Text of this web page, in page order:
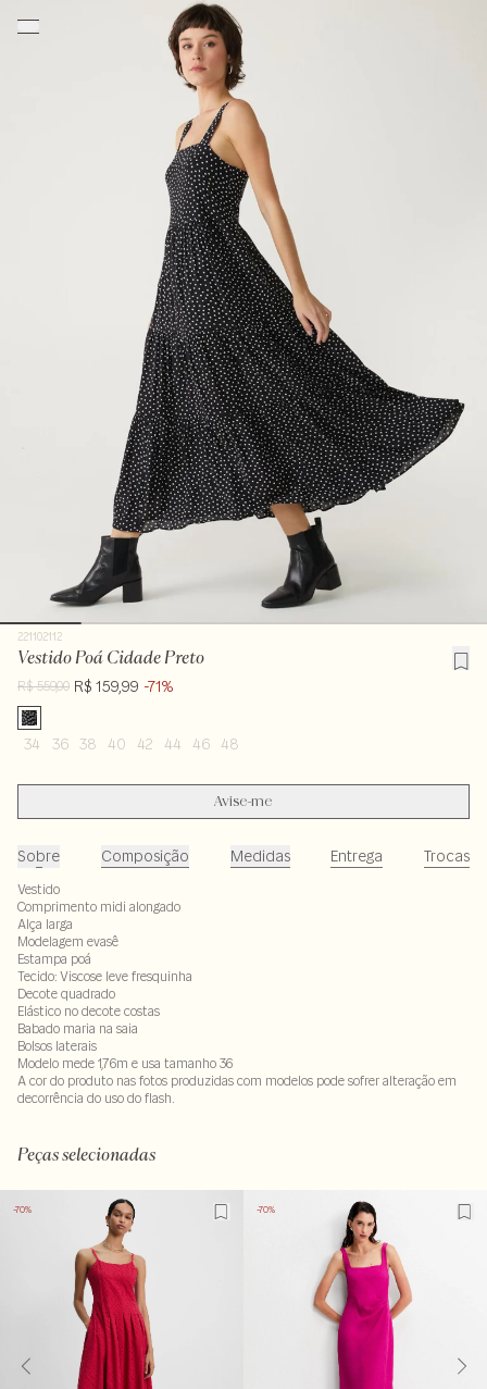
221102112
Vestido Poá Cidade Preto
R$ 559,00 R$ 159,99 -71%
34 36 38 40 42 44 46 48
Avise-me
Sobre Composição Medidas Entrega Trocas
Vestido
Comprimento midi alongado
Alça larga
Modelagem evasê
Estampa poá
Tecido: Viscose leve fresquinha
Decote quadrado
Elástico no decote costas
Babado maria na saia
Bolsos laterais
Modelo mede 1,76m e usa tamanho 36
A cor do produto nas fotos produzidas com modelos pode sofrer alteração em
decorrência do uso do flash.
Peças selecionadas
-70% -70%